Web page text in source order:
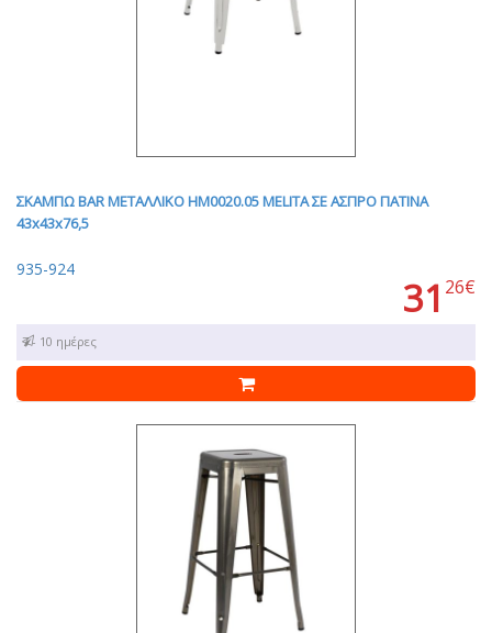
ΣΚΑΜΠΩ BAR ΜΕΤΑΛΛΙΚΟ HM0020.05 MELITA ΣΕ ΑΣΠΡΟ ΠΑΤΙΝΑ
43x43x76,5
935-924
31 26€
7 - 10 ημέρες